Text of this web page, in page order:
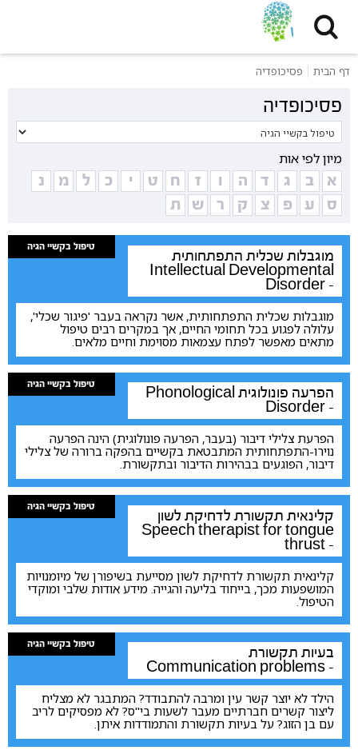
דף הבית פסיכופדיה
פסיכופדיה
מיון לפי אות
א ב ג ד ה ו ז ח ט י כ ל מ
נ
ס
ע פ צ ק ר ש ת
טיפול בקשיי הגיה
מוגבלות שכלית התפתחותית
Intellectual Developmental
Disorder -
מוגבלות שכלית התפתחותית, אשר נקראה בעבר 'פיגור שכלי',
עלולה לפגוע בכל תחומי החיים, אך במקרים רבים טיפול
מתאים מאפשר לפתח עצמאות מסוימת וחיים מלאים.
טיפול בקשיי הגיה
הפרעה פונולוגיתPhonological
Disorder -
הפרעת צלילי דיבור (בעבר, הפרעה פונולוגית) הינה הפרעה
נוירו-התפתחותית המתבטאת בקשיים בהפקה ברורה של צלילי
דיבור, הפוגעים בבהירות הדיבור ובתקשורת.
טיפול בקשיי הגיה
קלינאית תקשורת לדחיקת לשון
Speech therapist for tongue
thrust -
קלינאית תקשורת לדחיקת לשון מסייעת בשיפורן של מיומנויות
המושפעות מכך, בייחוד בליעה והגייה. מידע אודות שלבי ומוקדי
הטיפול.
טיפול בקשיי הגיה
בעיות תקשורת
Communication problems -
הילד לא יוצר קשר עין ומרבה להתבודד? המתבגר לא מצליח
ליצור קשרים חברתיים מעבר לשעות בי"ס? לא מפסיקים לריב
עם בן הזוג? על בעיות תקשורת והתמודדות איתן.